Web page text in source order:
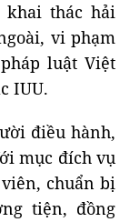
thác hải
vi phạm
luật Việt
IUU.
điều hành,
mục đích vụ
chuẩn bị
tiện, đồng